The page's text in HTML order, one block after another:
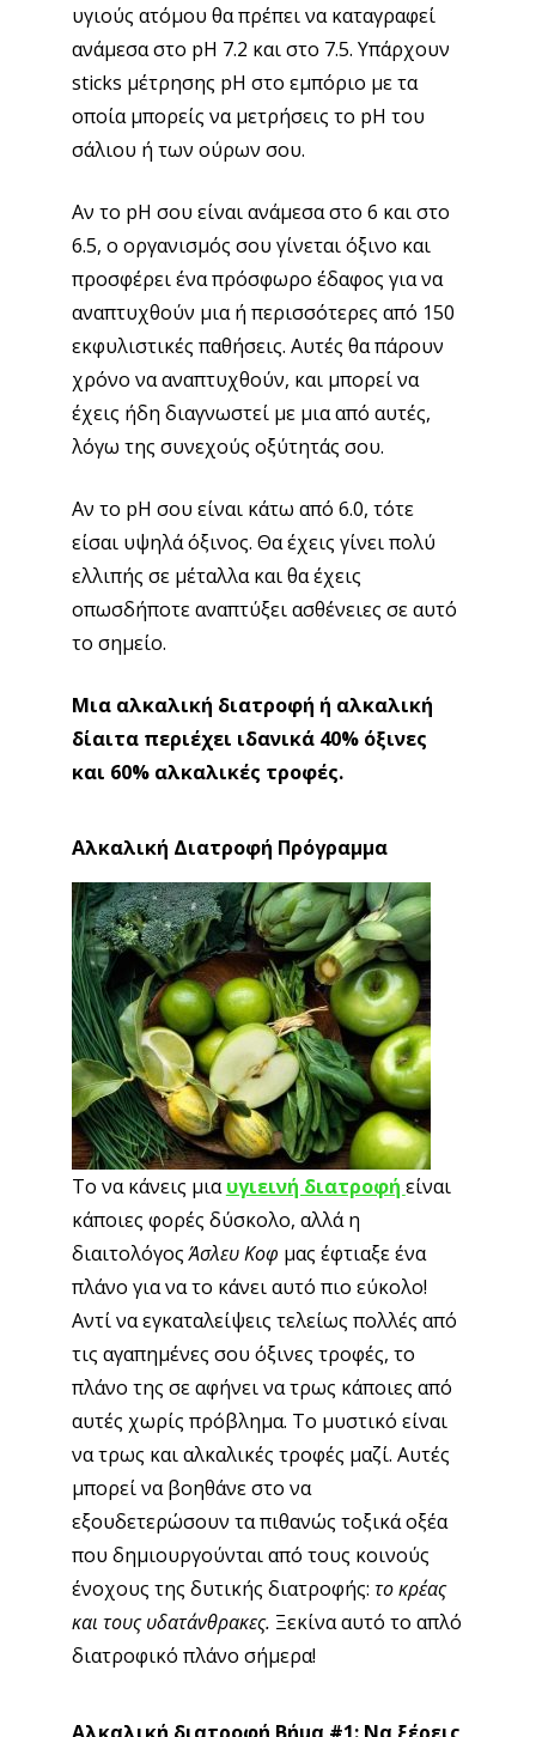
υγιούς ατόμου θα πρέπει να καταγραφεί
ανάμεσα στο pH 7.2 και στο 7.5. Υπάρχουν
sticks μέτρησης pH στο εμπόριο με τα
οποία μπορείς να μετρήσεις το pH του
σάλιου ή των ούρων σου.
Αν το pH σου είναι ανάμεσα στο 6 και στο
6.5, ο οργανισμός σου γίνεται όξινο και
προσφέρει ένα πρόσφωρο έδαφος για να
αναπτυχθούν μια ή περισσότερες από 150
εκφυλιστικές παθήσεις. Αυτές θα πάρουν
χρόνο να αναπτυχθούν, και μπορεί να
έχεις ήδη διαγνωστεί με μια από αυτές,
λόγω της συνεχούς οξύτητάς σου.
Αν το pH σου είναι κάτω από 6.0, τότε
είσαι υψηλά όξινος. Θα έχεις γίνει πολύ
ελλιπής σε μέταλλα και θα έχεις
οπωσδήποτε αναπτύξει ασθένειες σε αυτό
το σημείο.
Μια αλκαλική διατροφή ή αλκαλική
δίαιτα περιέχει ιδανικά 40% όξινες
και 60% αλκαλικές τροφές.
Αλκαλική Διατροφή Πρόγραμμα
Το να κάνεις μιαυγιεινή διατροφή είναι
κάποιες φορές δύσκολο, αλλά η
διαιτολόγοςΆσλευ Κοφ μας έφτιαξε ένα
πλάνο για να το κάνει αυτό πιο εύκολο!
Αντί να εγκαταλείψεις τελείως πολλές από
τις αγαπημένες σου όξινες τροφές, το
πλάνο της σε αφήνει να τρως κάποιες από
αυτές χωρίς πρόβλημα. Το μυστικό είναι
να τρως και αλκαλικές τροφές μαζί. Αυτές
μπορεί να βοηθάνε στο να
εξουδετερώσουν τα πιθανώς τοξικά οξέα
που δημιουργούνται από τους κοινούς
ένοχους της δυτικής διατροφής: το κρέας
και τους υδατάνθρακες. Ξεκίνα αυτό το απλό
διατροφικό πλάνο σήμερα!
Αλκαλική διατροφή Βήμα #1: Να ξέρεις